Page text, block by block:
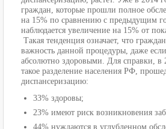
граждан, которые прошли полное
на 15% по сравнению с предыдущим
наблюдается увеличение на 15% от
Такая тенденция означает, что
важность данной процедуры, даже
абсолютно здоровыми. Для справки, в
такое разделение населения РФ,
диспансеризацию:
33% здоровы;
23% имеют риск возникновения
44% нуждаются в углубленном